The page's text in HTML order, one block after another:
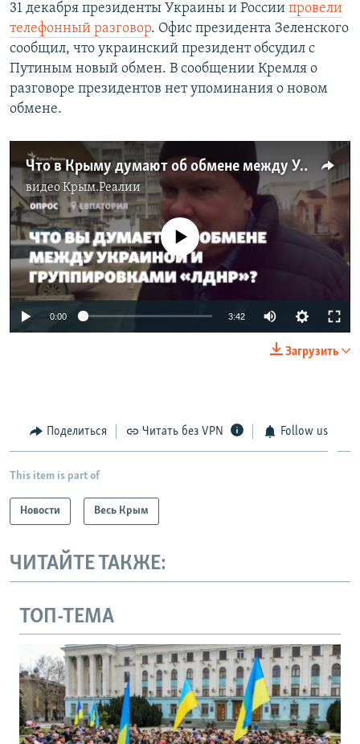
31 декабря президенты Украины и России провели
телефонный разговор. Офис президента Зеленского
сообщил, что украинский президент обсудил с
Путиным новый обмен. В сообщении Кремля о
разговоре президентов нет упоминания о новом
обмене.
Что в Крыму думают об обмене между Украиной и группировками «ЛДНР» (видео)
видеоКрым.Реалии
No media source currently available
0:00 3:42
Загрузить
Поделиться Читать без VPN Follow us
This item is part of
Новости Весь Крым
ЧИТАЙТЕ ТАКЖЕ:
ТОП-ТЕМА